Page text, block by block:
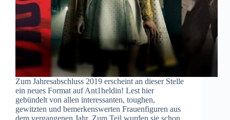
Zum Jahresabschluss 2019 erscheint an dieser Stelle
ein neues Format auf Ant1heldin! Lest hier
gebündelt von allen interessanten, toughen,
gewitzten und bemerkenswerten Frauenfiguren aus